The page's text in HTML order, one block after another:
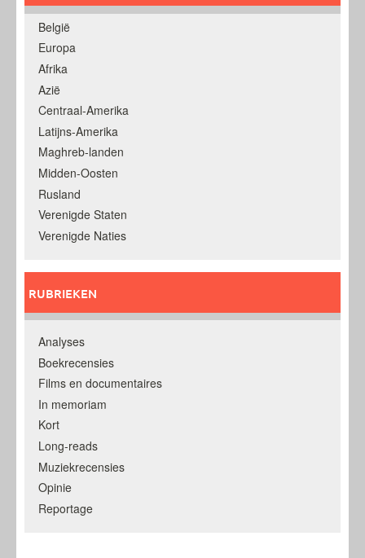
België
Europa
Afrika
Azië
Centraal-Amerika
Latijns-Amerika
Maghreb-landen
Midden-Oosten
Rusland
Verenigde Staten
Verenigde Naties
RUBRIEKEN
Analyses
Boekrecensies
Films en documentaires
In memoriam
Kort
Long-reads
Muziekrecensies
Opinie
Reportage